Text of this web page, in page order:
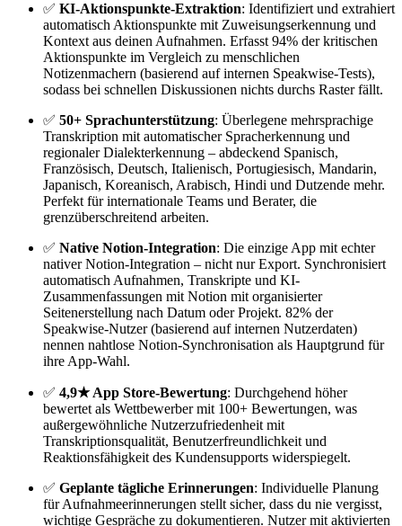
✅ KI-Aktionspunkte-Extraktion: Identifiziert und extrahiert
automatisch Aktionspunkte mit Zuweisungserkennung und
Kontext aus deinen Aufnahmen. Erfasst 94% der kritischen
Aktionspunkte im Vergleich zu menschlichen
Notizenmachern (basierend auf internen Speakwise-Tests),
sodass bei schnellen Diskussionen nichts durchs Raster fällt.
✅ 50+ Sprachunterstützung: Überlegene mehrsprachige
Transkription mit automatischer Spracherkennung und
regionaler Dialekterkennung – abdeckend Spanisch,
Französisch, Deutsch, Italienisch, Portugiesisch, Mandarin,
Japanisch, Koreanisch, Arabisch, Hindi und Dutzende mehr.
Perfekt für internationale Teams und Berater, die
grenzüberschreitend arbeiten.
✅ Native Notion-Integration: Die einzige App mit echter
nativer Notion-Integration – nicht nur Export. Synchronisiert
automatisch Aufnahmen, Transkripte und KI-
Zusammenfassungen mit Notion mit organisierter
Seitenerstellung nach Datum oder Projekt. 82% der
Speakwise-Nutzer (basierend auf internen Nutzerdaten)
nennen nahtlose Notion-Synchronisation als Hauptgrund für
ihre App-Wahl.
✅ 4,9★ App Store-Bewertung: Durchgehend höher
bewertet als Wettbewerber mit 100+ Bewertungen, was
außergewöhnliche Nutzerzufriedenheit mit
Transkriptionsqualität, Benutzerfreundlichkeit und
Reaktionsfähigkeit des Kundensupports widerspiegelt.
✅ Geplante tägliche Erinnerungen: Individuelle Planung
für Aufnahmeerinnerungen stellt sicher, dass du nie vergisst,
wichtige Gespräche zu dokumentieren. Nutzer mit aktivierten